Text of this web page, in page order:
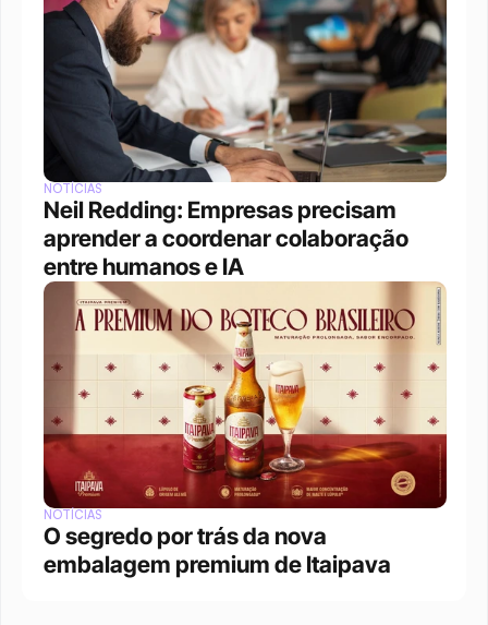
NOTÍCIAS
Neil Redding: Empresas precisam
aprender a coordenar colaboração
entre humanos e IA
NOTÍCIAS
O segredo por trás da nova
embalagem premium de Itaipava